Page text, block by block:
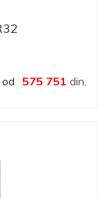
od 575 751 din.